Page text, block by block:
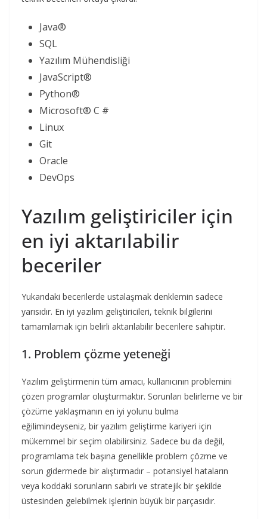
Java®
SQL
Yazılım Mühendisliği
JavaScript®
Python®
Microsoft® C #
Linux
Git
Oracle
DevOps
Yazılım geliştiriciler için
en iyi aktarılabilir
beceriler
Yukarıdaki becerilerde ustalaşmak denklemin sadece
yarısıdır. En iyi yazılım geliştiricileri, teknik bilgilerini
tamamlamak için belirli aktarılabilir becerilere sahiptir.
1. Problem çözme yeteneği
Yazılım geliştirmenin tüm amacı, kullanıcının problemini
çözen programlar oluşturmaktır. Sorunları belirleme ve bir
çözüme yaklaşmanın en iyi yolunu bulma
eğilimindeyseniz, bir yazılım geliştirme kariyeri için
mükemmel bir seçim olabilirsiniz. Sadece bu da değil,
programlama tek başına genellikle problem çözme ve
sorun gidermede bir alıştırmadır – potansiyel hataların
veya koddaki sorunların sabırlı ve stratejik bir şekilde
üstesinden gelebilmek işlerinin büyük bir parçasıdır.